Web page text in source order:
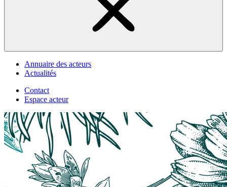
Annuaire des acteurs
Actualités
Contact
Espace acteur